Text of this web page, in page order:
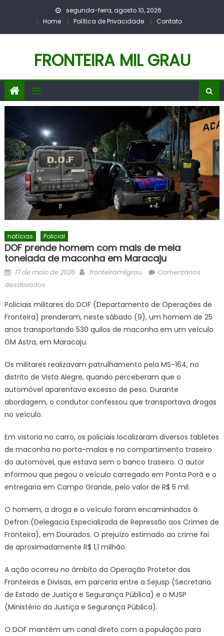
segunda-feira, agosto 10, 2026
Home
Política de Privacidade Contato
FRONTEIRA MIL GRAU
notícias Policial
DOF prende homem com mais de meia
tonelada de maconha em Maracaju
Posted
on
17 de maio de 2026 Author
fronteiramilgrau
Comentários
desativadosem
prende
homem
com
mais
meia
tonelada
de
maconha
Policiais militares do DOF (Departamento de Operações de
Fronteira) prenderam, neste sábado (9), um homem de 25
anos transportando 530 quilos de maconha em um veículo
GM Astra, em Maracaju.
Os militares realizavam patrulhamento pela MS-164, no
distrito de Vista Alegre, quando perceberam que o
automóvel aparentava excesso de peso. Durante
abordagem, o condutor confessou que transportava drogas
no veículo.
Em vistoria no carro, os policiais localizaram diversos tabletes
de maconha no porta-malas e no compartimento traseiro
do automóvel, que estava sem o banco traseiro. O autor
informou que pegou o veículo carregado em Ponta Porã e o
entregaria em Campo Grande, pelo valor de R$ 5 mil.
O homem, a droga e o veículo foram encaminhados à
Defron (Delegacia Especializada de Repressão aos Crimes de
Fronteira), em Dourados. O prejuízo estimado ao crime foi
de aproximadamente R$ 1,1 milhão.
A ação ocorreu no âmbito da Operação Protetor das
Fronteiras e Divisas, em parceria entre a Sejusp (Secretaria
de Estado de Justiça e Segurança Pública) e o MJSP
(Ministério da Justiça e Segurança Pública).
O DOF mantém um canal direto com a população para